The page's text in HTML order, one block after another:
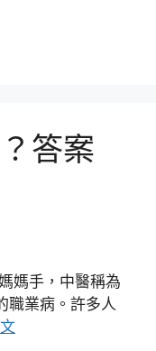
答案
媽手，中醫稱為
職業病。許多人